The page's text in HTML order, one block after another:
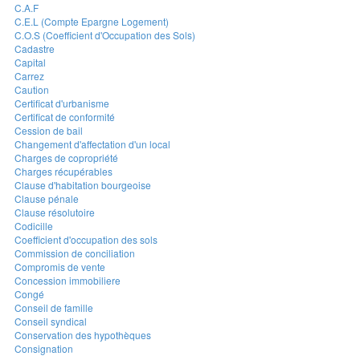
C.A.F
C.E.L (Compte Epargne Logement)
C.O.S (Coefficient d'Occupation des Sols)
Cadastre
Capital
Carrez
Caution
Certificat d'urbanisme
Certificat de conformité
Cession de bail
Changement d'affectation d'un local
Charges de copropriété
Charges récupérables
Clause d'habitation bourgeoise
Clause pénale
Clause résolutoire
Codicille
Coefficient d'occupation des sols
Commission de conciliation
Compromis de vente
Concession immobiliere
Congé
Conseil de famille
Conseil syndical
Conservation des hypothèques
Consignation